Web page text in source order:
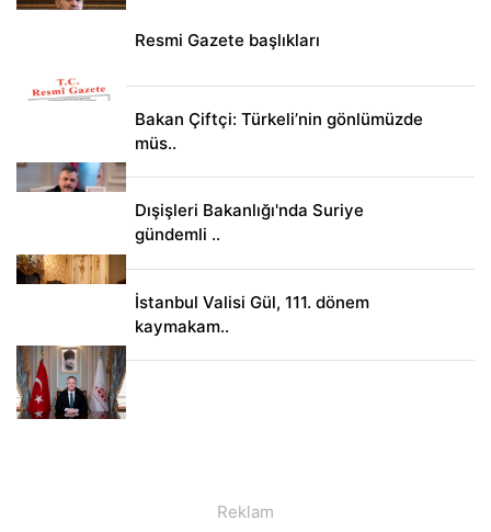
Resmi Gazete başlıkları
Bakan Çiftçi: Türkeli’nin gönlümüzde
müs..
Dışişleri Bakanlığı'nda Suriye
gündemli ..
İstanbul Valisi Gül, 111. dönem
kaymakam..